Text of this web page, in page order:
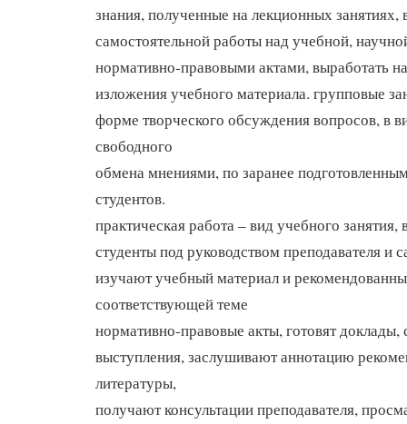
знания, полученные на лекционных занятиях,
самостоятельной работы над учебной,
нормативно-правовыми актами, выработать
изложения учебного материала. групповые
форме творческого обсуждения вопросов, в
свободного
обмена мнениями, по заранее
студентов.
практическая работа – вид учебного занятия,
студенты под руководством преподавателя и
изучают учебный материал и
соответствующей теме
нормативно-правовые акты, готовят
выступления, заслушивают аннотацию
литературы,
получают консультации преподавателя,